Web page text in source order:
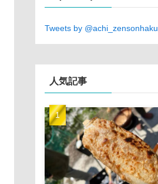
Tweets by @achi_zensonhaku
人気記事